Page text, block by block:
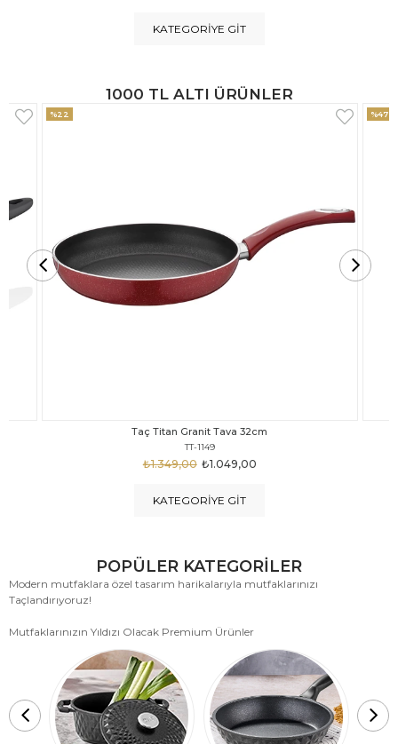
KATEGORIYE GIT
1000 TL ALTI ÜRÜNLER
Taç Titan Granit Tava 30cm
TT-1148
₺999,00
₺1.875,00
%47 %18
KATEGORIYE GIT
POPÜLER KATEGORİLER
Modern mutfaklara özel tasarım harikalarıyla mutfaklarınızı
Taçlandırıyoruz!
Mutfaklarınızın Yıldızı Olacak Premium Ürünler